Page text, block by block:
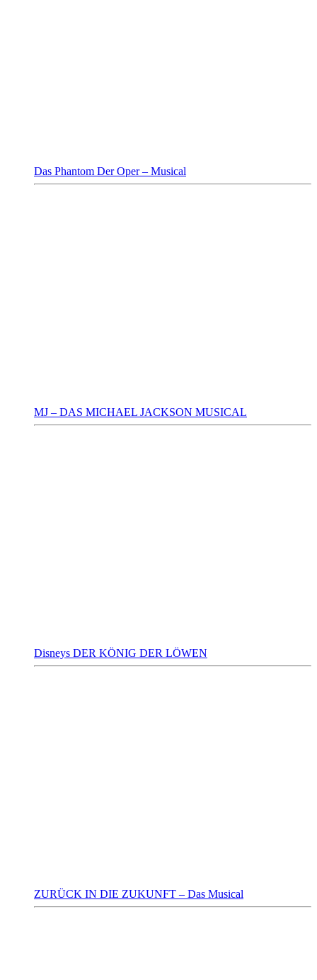
Das Phantom Der Oper – Musical
MJ – DAS MICHAEL JACKSON MUSICAL
Disneys DER KÖNIG DER LÖWEN
ZURÜCK IN DIE ZUKUNFT – Das Musical